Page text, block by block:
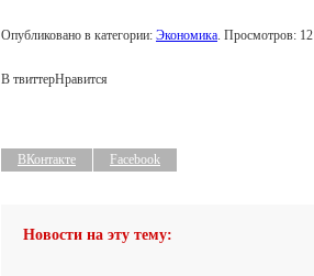
Опубликовано в категории: Экономика. Просмотров: 12
В твиттерНравится
ВКонтакте Facebook
Новости на эту тему: